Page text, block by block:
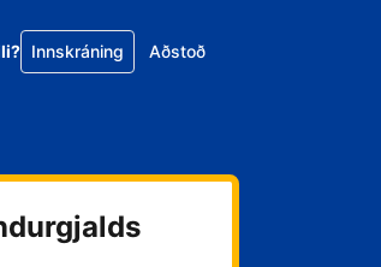
Innskráning Aðstoð